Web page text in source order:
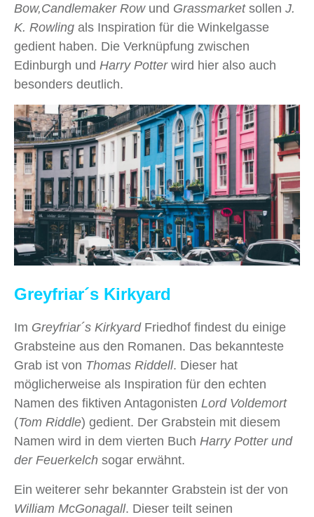
Bow,Candlemaker Rowund Grassmarketsollen J.
K. Rowling als Inspiration für die Winkelgasse
gedient haben. Die Verknüpfung zwischen
Edinburgh und Harry Potterwird hier also auch
besonders deutlich.
Greyfriar´s Kirkyard
Im Greyfriar´s KirkyardFriedhof findest du einige
Grabsteine aus den Romanen. Das bekannteste
Grab ist von Thomas Riddell. Dieser hat
möglicherweise als Inspiration für den echten
Namen des fiktiven Antagonisten Lord Voldemort
(Tom Riddle) gedient. Der Grabstein mit diesem
Namen wird in dem vierten Buch Harry Potter und
der Feuerkelch sogar erwähnt.
Ein weiterer sehr bekannter Grabstein ist der von
William McGonagall. Dieser teilt seinen